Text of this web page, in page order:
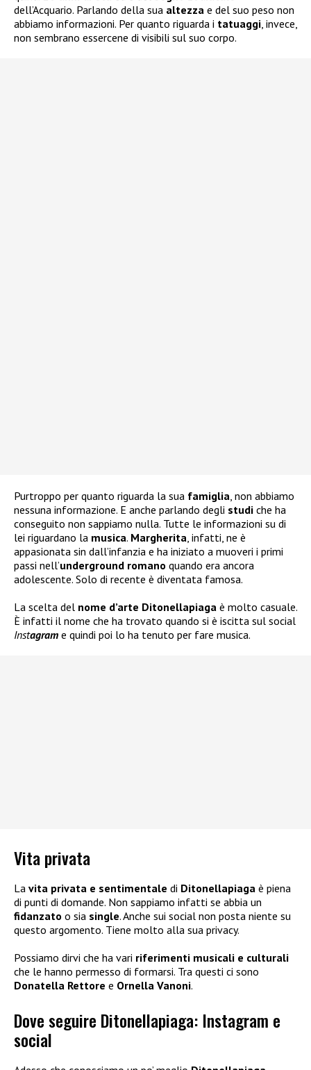
dell’Acquario. Parlando della sua altezza e del suo peso non
abbiamo informazioni. Per quanto riguarda i tatuaggi, invece,
non sembrano essercene di visibili sul suo corpo.
Purtroppo per quanto riguarda la sua famiglia, non abbiamo
nessuna informazione. E anche parlando degli studi che ha
conseguito non sappiamo nulla. Tutte le informazioni su di
lei riguardano la musica. Margherita, infatti, ne è
appasionata sin dall’infanzia e ha iniziato a muoveri i primi
passi nell’underground romano quando era ancora
adolescente. Solo di recente è diventata famosa.
La scelta del nome d’arte Ditonellapiaga è molto casuale.
È infatti il nome che ha trovato quando si è iscitta sul social
Instagram e quindi poi lo ha tenuto per fare musica.
Vita privata
La vita privata e sentimentale di Ditonellapiaga è piena
di punti di domande. Non sappiamo infatti se abbia un
fidanzato o sia single. Anche sui social non posta niente su
questo argomento. Tiene molto alla sua privacy.
Possiamo dirvi che ha vari riferimenti musicali e culturali
che le hanno permesso di formarsi. Tra questi ci sono
Donatella Rettore e Ornella Vanoni.
Dove seguire Ditonellapiaga: Instagram e
social